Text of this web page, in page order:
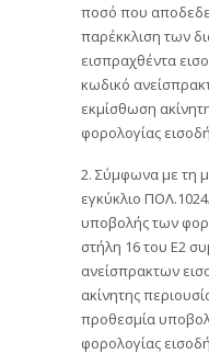
ποσό που
παρέκκλιση των
εισπραχθέντα
κωδικό
εκμίσθωση
φορολογίας
2. Σύμφωνα με τη
εγκύκλιο
υποβολής των
στήλη 16 του Ε2
ανείσπρακτων
ακίνητης
προθεσμία
φορολογίας